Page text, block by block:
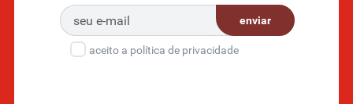
enviar
aceito a política de privacidade